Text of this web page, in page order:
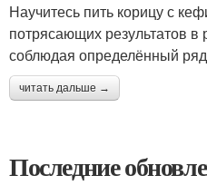
Научитесь пить корицу с
потрясающих результатов в
соблюдая определённый
читать дальше →
Последние